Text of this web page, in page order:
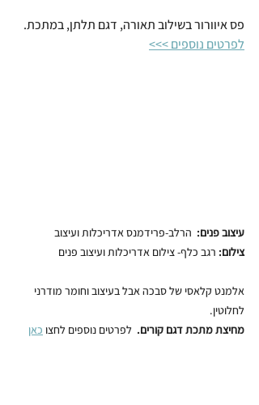
פס איוורור בשילוב תאורה, דגם תלתן, במתכת.
לפרטים נוספים >>>
עיצוב פנים: הרלב-פרידמנס אדריכלות ועיצוב
צילום: רגב כלף- צילום אדריכלות ועיצוב פנים
אלמנט קלאסי של סבכה אבל בעיצוב וחומר מודרני
לחלוטין.
מחיצת מתכת דגם קורים. לפרטים נוספים לחצו כאן